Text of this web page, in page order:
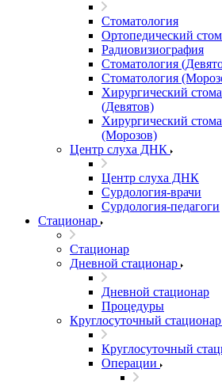
Стоматология
Ортопедический
Радиовизиография
Стоматология
Стоматология
Хирургический
(Девятов)
Хирургический
(Морозов)
Центр слуха ДНК
Центр слуха ДНК
Сурдология-врачи
Сурдология-педагоги
Стационар
Стационар
Дневной стационар
Дневной стационар
Процедуры
Круглосуточный стационар
Круглосуточный
Операции